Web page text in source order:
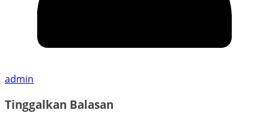
admin
Tinggalkan Balasan